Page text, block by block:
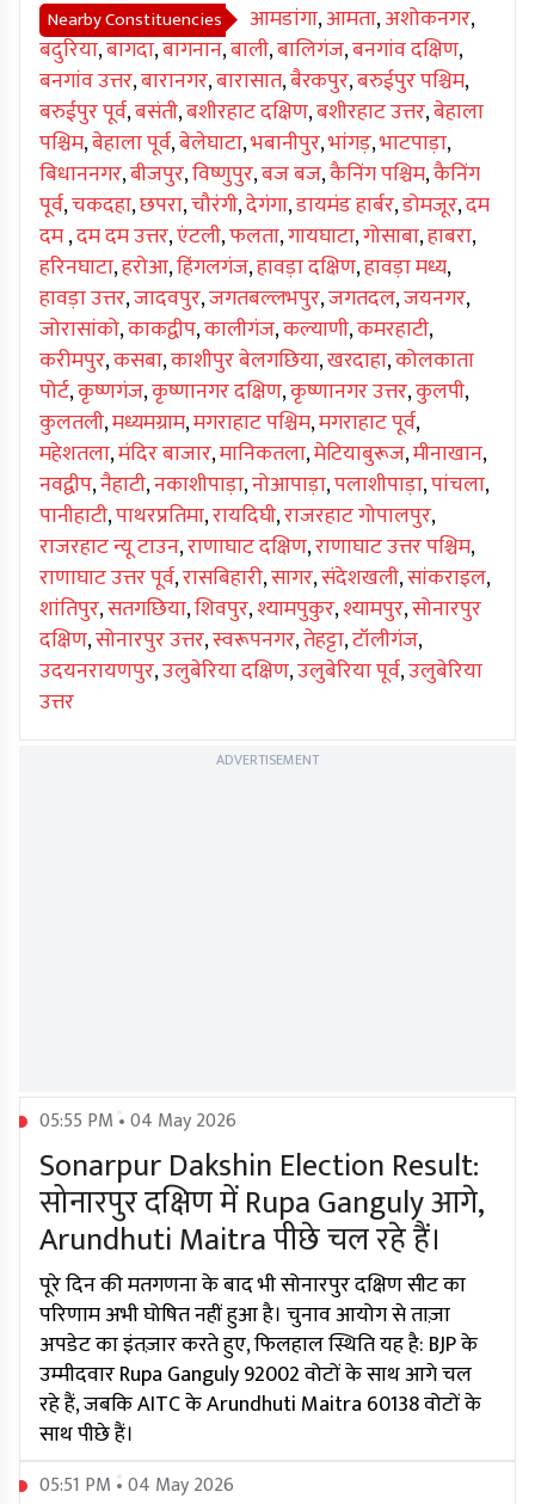
Nearby Constituencies आमडांगा,आमता,अशोकनगर,
बदुरिया,बागदा,बागनान,बाली,बालिगंज,बनगांव दक्षिण,
बनगांव उत्तर,बारानगर,बारासात,बैरकपुर,बरुईपुर पश्चिम,
बरुईपुर पूर्व,बसंती,बशीरहाट दक्षिण,बशीरहाट उत्तर,बेहाला
पश्चिम,बेहाला पूर्व,बेलेघाटा,भबानीपुर,भांगड़,भाटपाड़ा,
बिधाननगर,बीजपुर,विष्णुपुर,बज बज,कैनिंग पश्चिम,कैनिंग
पूर्व,चकदहा,छपरा,चौरंगी,देगंगा,डायमंड हार्बर,डोमजूर,दम
दम,दम दम उत्तर,एंटली,फलता,गायघाटा,गोसाबा,हाबरा,
हरिनघाटा,हरोआ,हिंगलगंज,हावड़ा दक्षिण,हावड़ा मध्य,
हावड़ा उत्तर,जादवपुर,जगतबल्लभपुर,जगतदल,जयनगर,
जोरासांको,काकद्वीप,कालीगंज,कल्याणी,कमरहाटी,
करीमपुर,कसबा,काशीपुर बेलगछिया,खरदाहा,कोलकाता
पोर्ट,कृष्णगंज,कृष्णानगर दक्षिण,कृष्णानगर उत्तर,कुलपी,
कुलतली,मध्यमग्राम,मगराहाट पश्चिम,मगराहाट पूर्व,
महेशतला,मंदिर बाजार,मानिकतला,मेटियाबुरूज,मीनाखान,
नवद्वीप,नैहाटी,नकाशीपाड़ा,नोआपाड़ा,पलाशीपाड़ा,पांचला,
पानीहाटी,पाथरप्रतिमा,रायदिघी,राजरहाट गोपालपुर,
राजरहाट न्यू टाउन,राणाघाट दक्षिण,राणाघाट उत्तर पश्चिम,
राणाघाट उत्तर पूर्व,रासबिहारी,सागर,संदेशखली,सांकराइल,
शांतिपुर,सतगछिया,शिवपुर,श्यामपुकुर,श्यामपुर,सोनारपुर
दक्षिण,सोनारपुर उत्तर,स्वरूपनगर,तेहट्टा,टॉलीगंज,
उदयनरायणपुर,उलुबेरिया दक्षिण,उलुबेरिया पूर्व,उलुबेरिया
उत्तर
ADVERTISEMENT
05:55 PM • 04 May 2026
Sonarpur Dakshin Election Result:
सोनारपुर दक्षिण में Rupa Ganguly आगे,
Arundhuti Maitra पीछे चल रहे हैं।
पूरे दिन की मतगणना के बाद भी सोनारपुर दक्षिण सीट का
परिणाम अभी घोषित नहीं हुआ है। चुनाव आयोग से ताज़ा
अपडेट का इंतज़ार करते हुए, फिलहाल स्थिति यह है: BJP के
उम्मीदवार Rupa Ganguly 92002 वोटों के साथ आगे चल
रहे हैं, जबकि AITC के Arundhuti Maitra 60138 वोटों के
साथ पीछे हैं।
05:51 PM • 04 May 2026